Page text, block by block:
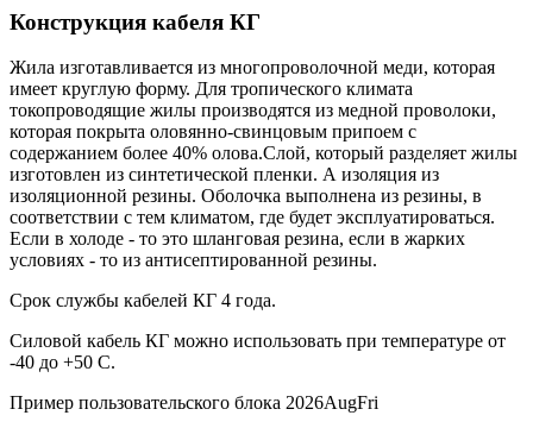
Конструкция кабеля КГ
Жила изготавливается из многопроволочной меди, которая
имеет круглую форму. Для тропического климата
токопроводящие жилы производятся из медной проволоки,
которая покрыта оловянно-свинцовым припоем с
содержанием более 40% олова.Слой, который разделяет жилы
изготовлен из синтетической пленки. А изоляция из
изоляционной резины. Оболочка выполнена из резины, в
соответствии с тем климатом, где будет эксплуатироваться.
Если в холоде - то это шланговая резина, если в жарких
условиях - то из антисептированной резины.
Срок службы кабелей КГ 4 года.
Силовой кабель КГ можно использовать при температуре от
-40 до +50 С.
Пример пользовательского блока 2026AugFri